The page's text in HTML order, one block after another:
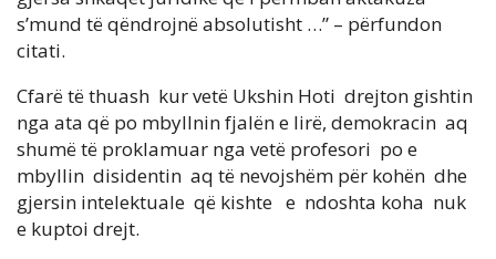
s’mund të qëndrojnë absolutisht …” – përfundon
citati.
Cfarë të thuash kur vetë Ukshin Hoti drejton gishtin
nga ata që po mbyllnin fjalën e lirë, demokracin aq
shumë të proklamuar nga vetë profesori po e
mbyllin disidentin aq të nevojshëm për kohën dhe
gjersin intelektuale që kishte e ndoshta koha nuk
e kuptoi drejt.